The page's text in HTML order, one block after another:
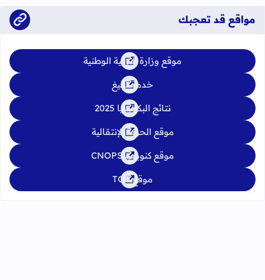
مواقع قد تعجبك
موقع وزارة التربية الوطنية
خدمة تبليغ
نتائج البكالوريا 2025
موقع الحركة الإنتقالية
موقع كنوبس CNOPS
موقع TGR